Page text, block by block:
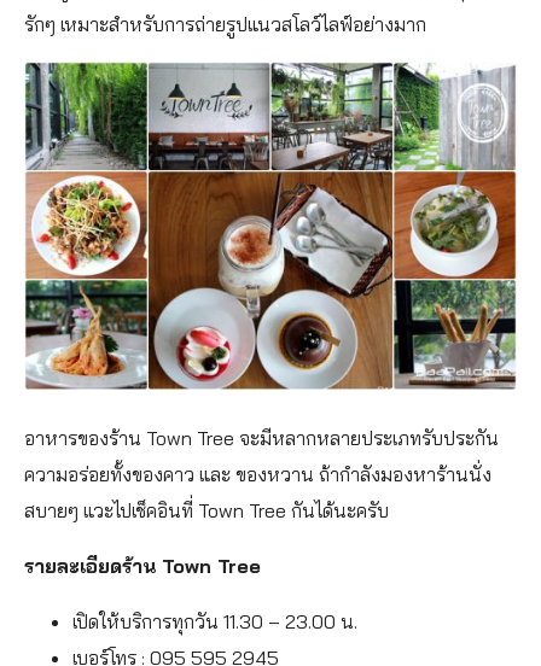
รักๆ เหมาะสำหรับการถ่ายรูปแนวสโลว์ไลฟ์อย่างมาก
อาหารของร้าน Town Tree จะมีหลากหลายประเภทรับประกัน
ความอร่อยทั้งของคาว และ ของหวาน ถ้ากำลังมองหาร้านนั่ง
สบายๆ แวะไปเช็คอินที่ Town Tree กันได้นะครับ
รายละเอียดร้าน Town Tree
เปิดให้บริการทุกวัน 11.30 – 23.00 น.
เบอร์โทร : 095 595 2945